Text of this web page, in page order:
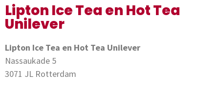
Lipton Ice Tea en Hot Tea
Unilever
Lipton Ice Tea en Hot Tea Unilever
Nassaukade 5
3071 JL Rotterdam